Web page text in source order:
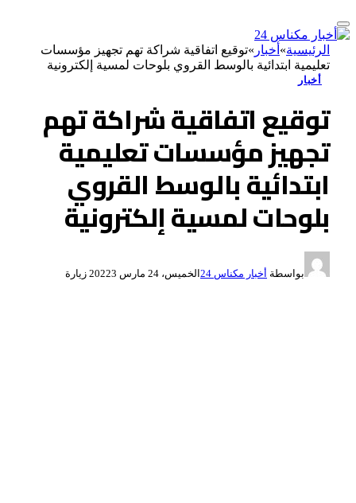
الرئيسية» أخبار »توقيع اتفاقية شراكة تهم تجهيز مؤسسات
تعليمية ابتدائية بالوسط القروي بلوحات لمسية إلكترونية
أخبار
توقيع اتفاقية شراكة تهم
تجهيز مؤسسات تعليمية
ابتدائية بالوسط القروي
بلوحات لمسية إلكترونية
بواسطة أخبار مكناس 24 الخميس، 24 مارس 2022 3 زيارة